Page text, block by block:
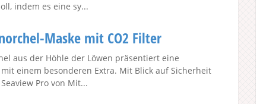
indem es eine sy...
Maske mit CO2 Filter
aus der Höhle der Löwen präsentiert eine
einem besonderen Extra. Mit Blick auf Sicherheit
Pro von Mit...